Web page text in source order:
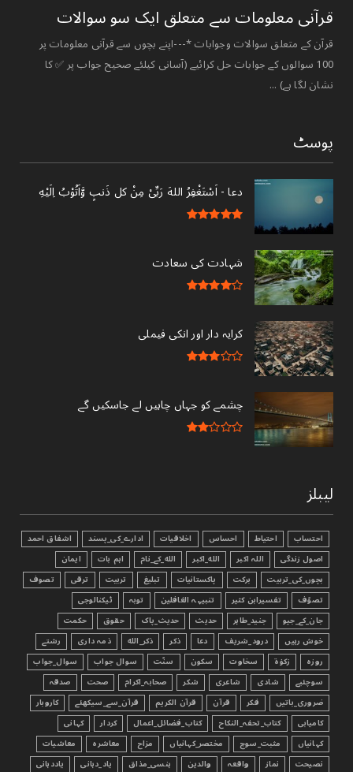
قرآنی ‏معلومات ‏سے ‏متعلق ‏ایک ‏سو ‏سوالات ‏
قرآن کے متعلق سوالات وجوابات *---اپنے بچوں سے قرآنی معلومات پر
100 سوالوں کے جوابات حل کرائیے (آسانی کیلئے صحیح جواب پر ✅ کا
نشان لگا ہے) ...
پوسٹ
دعا - ‎اَسْتَغْفِرُ اللهَ رَبِّىْ مِنْ کل ذَنبٍ وَّاَتُوْبُ اِلَيْهِ
شہادت کی سعادت
کرایہ دار اور انکی فیملی
چشمے کو جہاں چاہیں لے جاسکیں گے
لیبلز
احتساب احتیاط احساس اخلاقیات ادارے_کی_پسند
اشفاق احمد
اصول زندگی
اللہ اکبر الله_اکبر الله_کے_نام اہم بات
ایمان
بچوں_کی_تربیت
برکت پاکستانیات تبليغ تربیت ترقی
تصوف
تصوّف
تفسیرابن کثیر تنبیہہ الغافلین توبہ
ٹیکنالوجی
جان_کے_جیو
جنید_طاہر حدیث حدیث_پاک حقوق
حکمت
خوش رہیں
درود_شریف دعا ذکر ذکر_الله ذمہ داری
رشتے
روزہ
زکوٰۃ سخاوت سکون سنّت سوال جواب
سوال_جواب
سوچئیے
شادی شاعری شکر صحابہ_اکرام صحت
صدقہ
ضروری_باتیں
فکر قرآن قرآن الکریم قرآن_سے_سیکھئے
کاروبار
کامیابی
کتاب_تحفہ_النکاح کتاب_فضائل_اعمال کردار
کہانی
کہانیاں
مثبت_سوچ مختصر_کہانیاں مزاح معاشرہ
معاشیات
نصیحت
نماز واقعہ والدین ہنسی_مذاق یاد_دہانی یاددہانی